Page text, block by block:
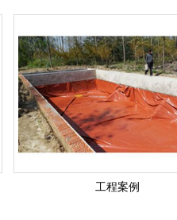
支架水池
工程案例